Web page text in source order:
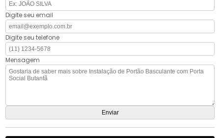
Digite seu email
Digite seu telefone
Mensagem